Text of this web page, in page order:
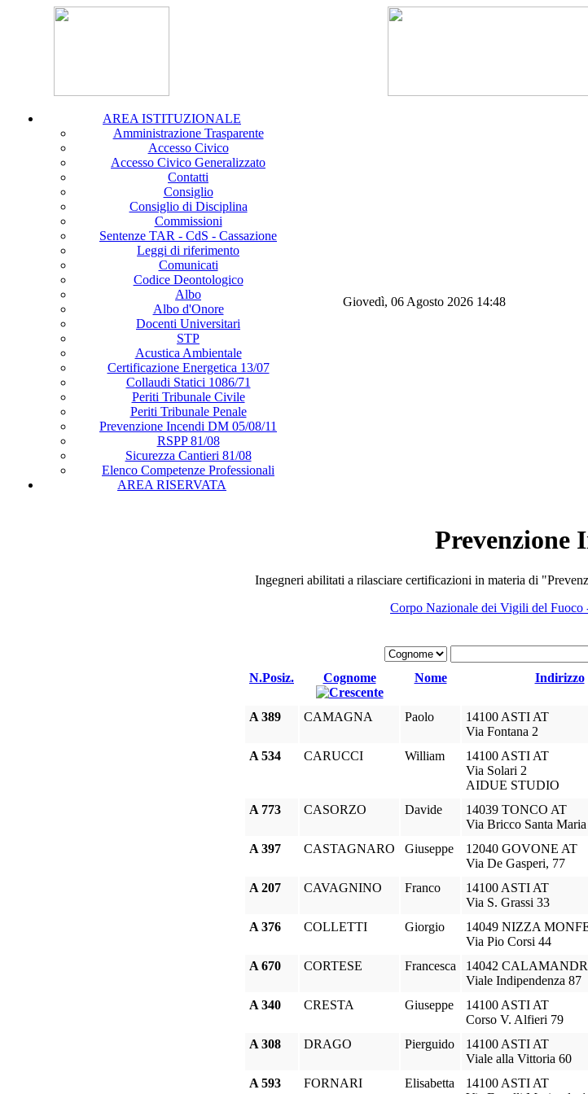
AREA ISTITUZIONALE
Amministrazione Trasparente
Accesso Civico
Accesso Civico Generalizzato
Contatti
Consiglio
Consiglio di Disciplina
Commissioni
Sentenze TAR - CdS - Cassazione
Leggi di riferimento
Comunicati
Codice Deontologico
Albo
Albo d'Onore
Docenti Universitari
STP
Acustica Ambientale
Certificazione Energetica 13/07
Collaudi Statici 1086/71
Periti Tribunale Civile
Periti Tribunale Penale
Prevenzione Incendi DM 05/08/11
RSPP 81/08
Sicurezza Cantieri 81/08
Elenco Competenze Professionali
AREA RISERVATA
Giovedì, 06 Agosto 2026 14:48
Prevenzione
Ingegneri abilitati a rilasciare certificazioni in materia di
Corpo Nazionale dei Vigili del Fuoco
N.Posiz. Cognome Nome Indirizzo
A 389 CAMAGNA Paolo
14100 ASTI AT
Via Fontana 2
A 534 CARUCCI William
14100 ASTI AT
Via Solari 2
AIDUE STUDIO
A 773 CASORZO Davide
14039 TONCO AT
Via Bricco Santa Maria
A 397 CASTAGNARO Giuseppe
12040 GOVONE AT
Via De Gasperi, 77
A 207 CAVAGNINO Franco
14100 ASTI AT
Via S. Grassi 33
A 376 COLLETTI Giorgio
14049 NIZZA
Via Pio Corsi 44
A 670 CORTESE Francesca
14042
Viale Indipendenza 87
A 340 CRESTA Giuseppe
14100 ASTI AT
Corso V. Alfieri 79
A 308 DRAGO Pierguido
14100 ASTI AT
Viale alla Vittoria 60
A 593 FORNARI Elisabetta
14100 ASTI AT